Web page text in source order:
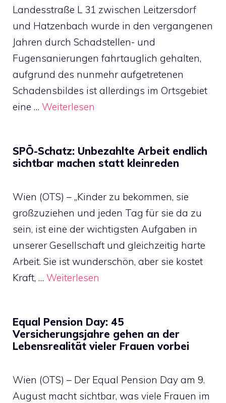
Landesstraße L 31 zwischen Leitzersdorf
und Hatzenbach wurde in den vergangenen
Jahren durch Schadstellen- und
Fugensanierungen fahrtauglich gehalten,
aufgrund des nunmehr aufgetretenen
Schadensbildes ist allerdings im Ortsgebiet
eine … Weiterlesen
SPÖ-Schatz: Unbezahlte Arbeit endlich
sichtbar machen statt kleinreden
Wien (OTS) – „Kinder zu bekommen, sie
großzuziehen und jeden Tag für sie da zu
sein, ist eine der wichtigsten Aufgaben in
unserer Gesellschaft und gleichzeitig harte
Arbeit. Sie ist wunderschön, aber sie kostet
Kraft, … Weiterlesen
Equal Pension Day: 45
Versicherungsjahre gehen an der
Lebensrealität vieler Frauen vorbei
Wien (OTS) – Der Equal Pension Day am 9.
August macht sichtbar, was viele Frauen im